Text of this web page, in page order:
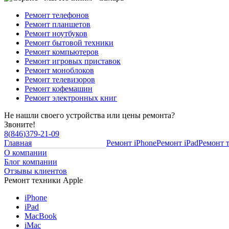
Ремонт телефонов
Ремонт планшетов
Ремонт ноутбуков
Ремонт бытовой техники
Ремонт компьютеров
Ремонт игровых приставок
Ремонт моноблоков
Ремонт телевизоров
Ремонт кофемашин
Ремонт электронных книг
Не нашли своего устройства или цены ремонта?
Звоните!
8(846)379-21-09
Главная
О компании
Блог компании
Отзывы клиентов
Ремонт iPhoneРемонт iPadРемонт
Ремонт техники Apple
iPhone
iPad
MacBook
iMac